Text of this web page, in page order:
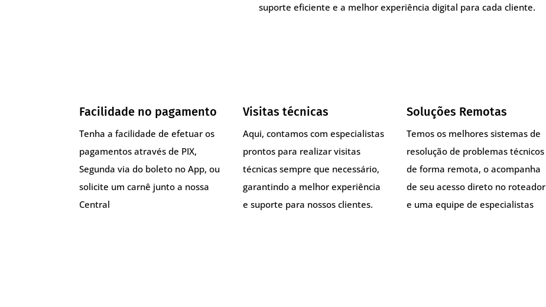
suporte eficiente e a melhor experiência digital para cada cliente.
Facilidade no pagamento
Tenha a facilidade de efetuar os
pagamentos através de PIX,
Segunda via do boleto no App, ou
solicite um carnê junto a nossa
Central
Visitas técnicas
Aqui, contamos com especialistas
prontos para realizar visitas
técnicas sempre que necessário,
garantindo a melhor experiência
e suporte para nossos clientes.
Soluções Remotas
Temos os melhores sistemas de
resolução de problemas técnicos
de forma remota, o acompanha
de seu acesso direto no roteador
e uma equipe de especialistas